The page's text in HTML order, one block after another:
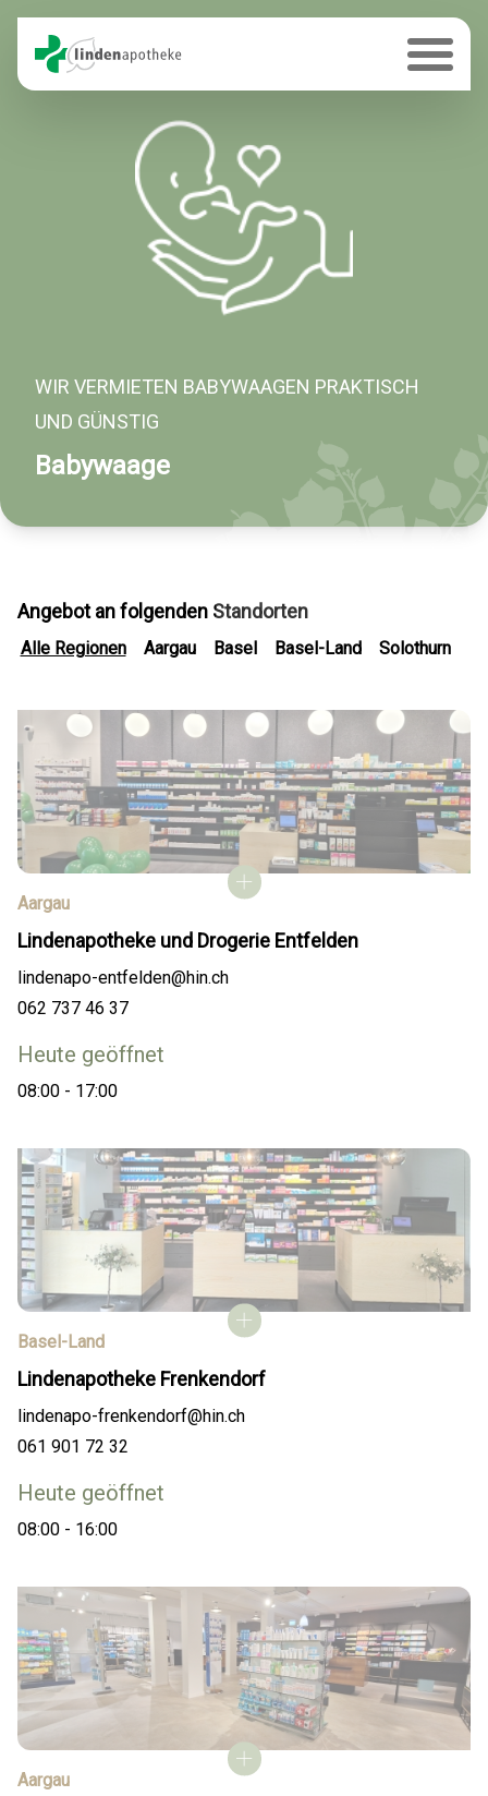
WIR VERMIETEN BABYWAAGEN PRAKTISCH
UND GÜNSTIG
Babywaage
Angebot an folgenden Standorten
Alle Regionen Aargau Basel Basel-Land Solothurn
Aargau
Lindenapotheke und Drogerie Entfelden
lindenapo-entfelden@hin.ch
062 737 46 37
Heute geöffnet
08:00 - 17:00
Basel-Land
Lindenapotheke Frenkendorf
lindenapo-frenkendorf@hin.ch
061 901 72 32
Heute geöffnet
08:00 - 16:00
Aargau